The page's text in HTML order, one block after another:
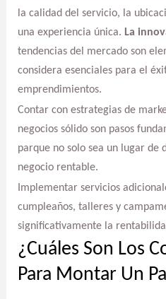
la calidad del servicio, la
una experiencia única. La
tendencias del mercado son
considera esenciales para el
emprendimientos.
Contar con estrategias de
negocios sólido son pasos
parque no solo sea un lugar de
negocio rentable.
Implementar servicios
cumpleaños, talleres y
significativamente la
¿Cuáles Son Los
Para Montar Un